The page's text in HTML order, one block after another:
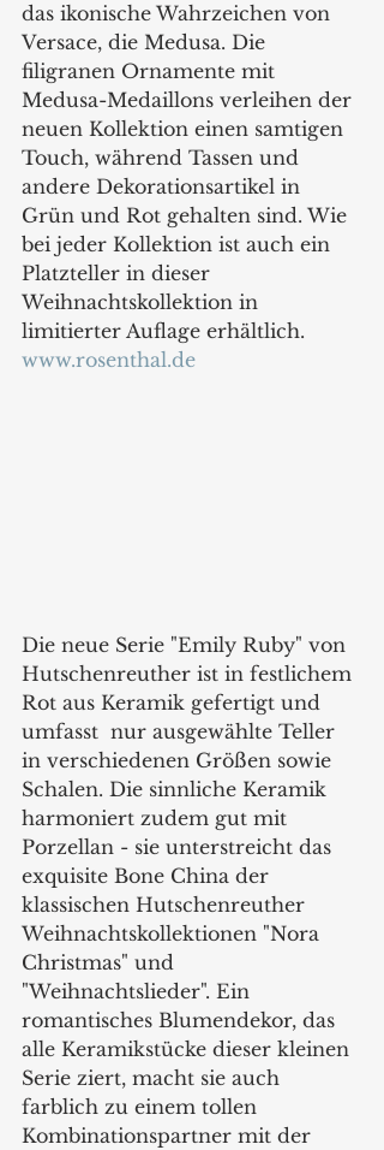
das ikonische Wahrzeichen von
Versace, die Medusa. Die
filigranen Ornamente mit
Medusa-Medaillons verleihen der
neuen Kollektion einen samtigen
Touch, während Tassen und
andere Dekorationsartikel in
Grün und Rot gehalten sind. Wie
bei jeder Kollektion ist auch ein
Platzteller in dieser
Weihnachtskollektion in
limitierter Auflage erhältlich.
www.rosenthal.de
Die neue Serie "Emily Ruby" von
Hutschenreuther ist in festlichem
Rot aus Keramik gefertigt und
umfasst  nur ausgewählte Teller
in verschiedenen Größen sowie
Schalen. Die sinnliche Keramik
harmoniert zudem gut mit
Porzellan - sie unterstreicht das
exquisite Bone China der
klassischen Hutschenreuther
Weihnachtskollektionen "Nora
Christmas" und
"Weihnachtslieder". Ein
romantisches Blumendekor, das
alle Keramikstücke dieser kleinen
Serie ziert, macht sie auch
farblich zu einem tollen
Kombinationspartner mit der